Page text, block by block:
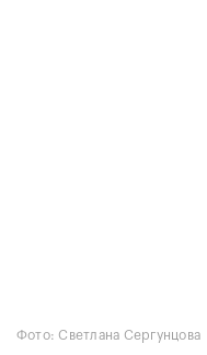
Фото: Светлана Сергунцова